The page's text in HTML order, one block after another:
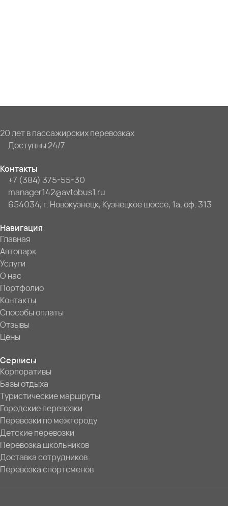
20 лет в пассажирских перевозках
Доступны 24/7
Контакты
+7 (384) 375-55-30
manager142@avtobus1.ru
654034, г. Новокузнецк, Кузнецкое шоссе, 1а, оф. 313
Навигация
Главная
Автопарк
Услуги
О нас
Портфолио
Контакты
Способы оплаты
Отзывы
Цены
Сервисы
Корпоративы
Базы отдыха
Туристические маршруты
Городские перевозки
Перевозки по межгороду
Детские перевозки
Перевозка школьников
Доставка сотрудников
Перевозка спортсменов